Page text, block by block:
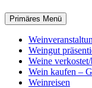
Primäres Menü
Weingut
Weine
Wein kaufen –
Weinreisen